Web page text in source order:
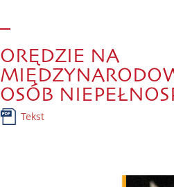
ORĘDZIE NA
OSÓB
Tekst